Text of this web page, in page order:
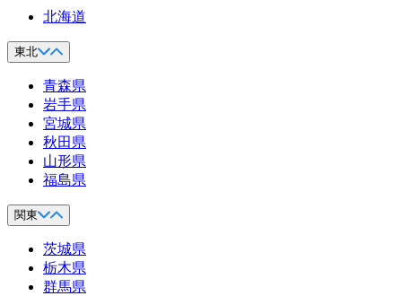
北海道
東北
青森県
岩手県
宮城県
秋田県
山形県
福島県
関東
茨城県
栃木県
群馬県